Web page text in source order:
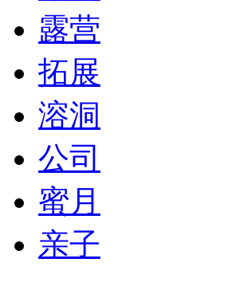
露营
拓展
溶洞
公司
蜜月
亲子